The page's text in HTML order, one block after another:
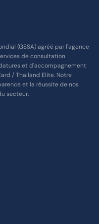
(GSSA) agréé par l'agence
de consultation
et d'accompagnement
/ Thailand Elite. Notre
et la réussite de nos
secteur.